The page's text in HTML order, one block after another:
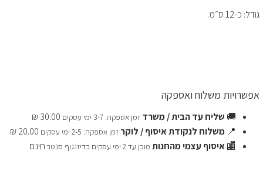
אפשרויות משלוח ואספקה
🚚 שליח עד הבית / משרד זמן אספקה: 3-7 ימי עסקים
30.00 ₪
📍 משלוח לנקודת איסוף / לוקר זמן אספקה: 2-5 ימי עסקים
20.00 ₪
🏬איסוף עצמי מהחנות מוכן עד 2 ימי עסקים בדיזנגוף סנטר חינם
גודל: כ-12 ס״מ.